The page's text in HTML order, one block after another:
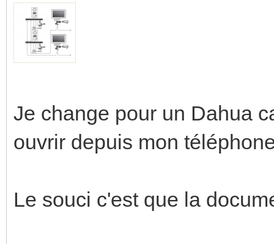
Je change pour un Dahua
ouvrir depuis mon
Le souci c'est que la